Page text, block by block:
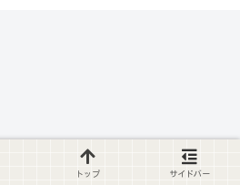
トップ サイドバー